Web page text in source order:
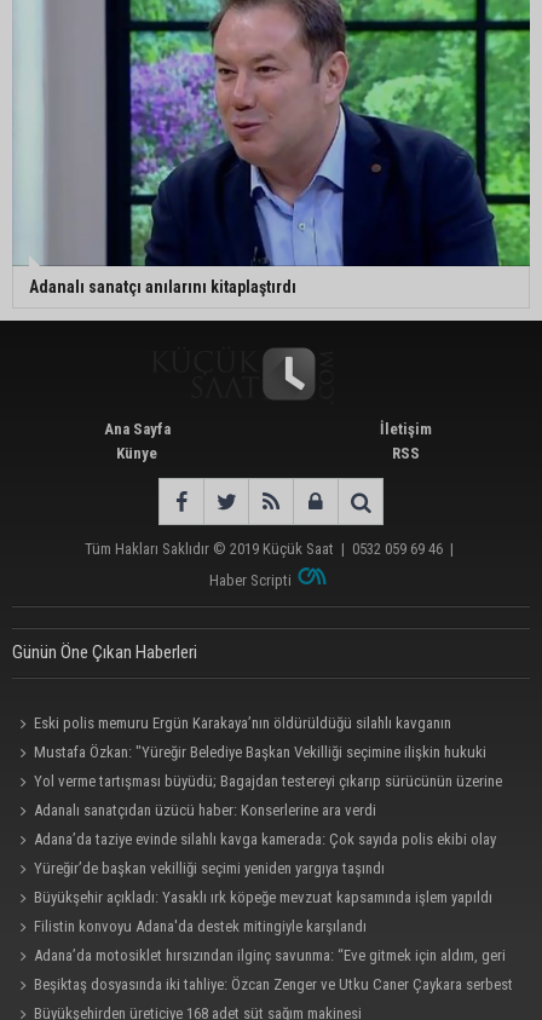
Adanalı sanatçı anılarını kitaplaştırdı
Ana Sayfa
Künye
İletişim
RSS
Tüm Hakları Saklıdır © 2019 Küçük Saat | 0532 059 69 46 |
Haber Scripti
Günün Öne Çıkan Haberleri
Eski polis memuru Ergün Karakaya’nın öldürüldüğü silahlı kavganın
görüntüleri ortaya çıktı
Mustafa Özkan: "Yüreğir Belediye Başkan Vekilliği seçimine ilişkin hukuki
süreç başlatıldı"
Yol verme tartışması büyüdü; Bagajdan testereyi çıkarıp sürücünün üzerine
yürüdü
Adanalı sanatçıdan üzücü haber: Konserlerine ara verdi
Adana’da taziye evinde silahlı kavga kamerada: Çok sayıda polis ekibi olay
yerine sevk edildi
Yüreğir’de başkan vekilliği seçimi yeniden yargıya taşındı
Büyükşehir açıkladı: Yasaklı ırk köpeğe mevzuat kapsamında işlem yapıldı
Filistin konvoyu Adana'da destek mitingiyle karşılandı
Adana’da motosiklet hırsızından ilginç savunma: “Eve gitmek için aldım, geri
verecektim”
Beşiktaş dosyasında iki tahliye: Özcan Zenger ve Utku Caner Çaykara serbest
bırakıldı
Büyükşehirden üreticiye 168 adet süt sağım makinesi